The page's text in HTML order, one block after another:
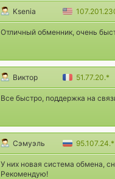
Ksenia
Oтличный обменник, очень
Виктор 51.77.20.*
Все быстро, поддержка на
Сэмуэль 95.107.24.*
У них новая система обмена,
Рекомендую!